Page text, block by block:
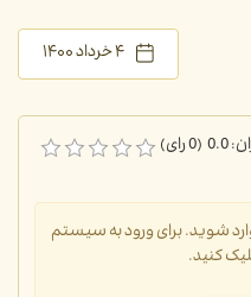
۴ خرداد ۱۴۰۰
شوید. برای ورود به سیستم
کنید.